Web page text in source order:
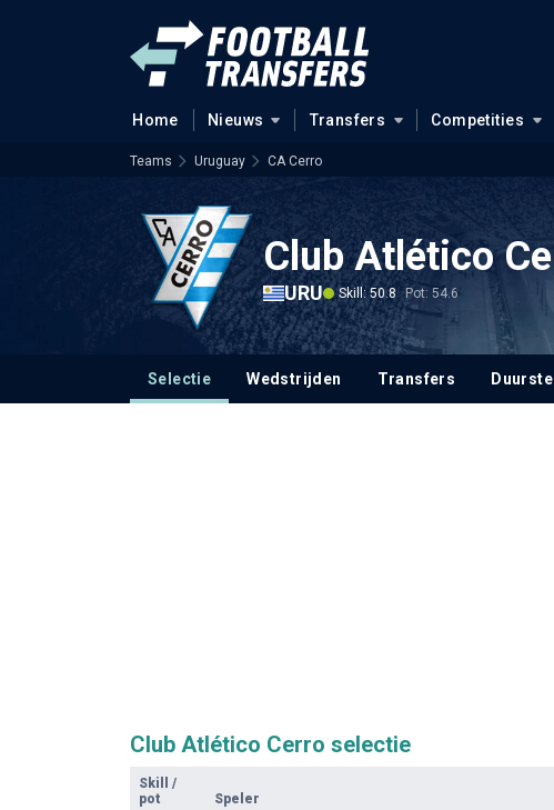
Home Nieuws Transfers Competities
Teams Uruguay CA Cerro
Club Atlético
URU Skill: 50.8 Pot: 54.6
Selectie Wedstrijden Transfers
Club Atlético Cerro selectie
Skill
/
pot
Speler